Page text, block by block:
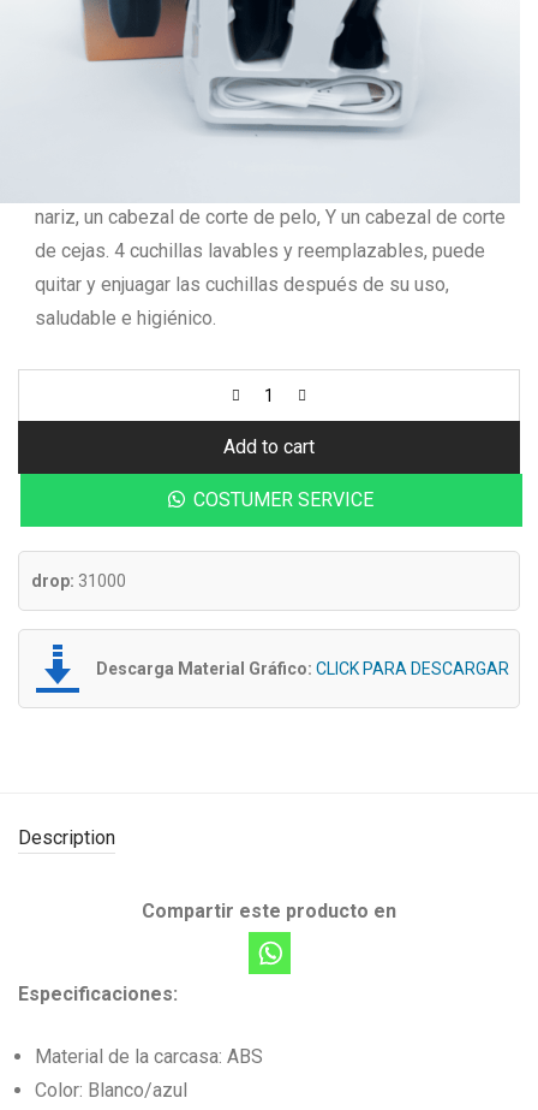
cabello sin dolor, tirones o desgarros. Diga adiós a los
métodos dolorosos de depilación, depilación suave e
indolora, sin dañar la piel.
1 cuerpo del dispositivo principal con 4 cabezales
nariz, un cabezal de corte de pelo, Y un cabezal de corte
de cejas. 4 cuchillas lavables y reemplazables, puede
quitar y enjuagar las cuchillas después de su uso,
saludable e higiénico.
Add to cart
COSTUMER SERVICE
drop: 31000
Descarga Material Gráfico: CLICK PARA DESCARGAR
Description
Compartir este producto en
Especificaciones:
Material de la carcasa: ABS
Color: Blanco/azul